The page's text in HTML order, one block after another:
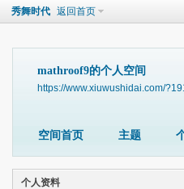
秀舞时代 返回首页
mathroof9的个人空间
https://www.xiuwushidai.com/
空间首页 主题
个人资料